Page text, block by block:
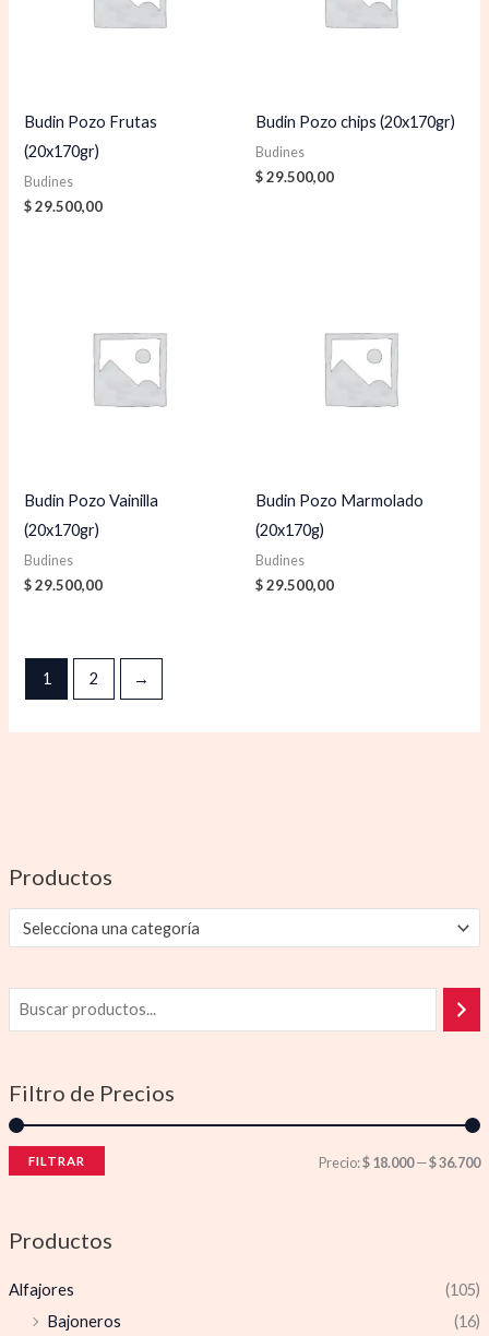
Productos
Selecciona una categoría
Filtro de Precios
FILTRAR Precio:$ 18.000—$ 36.700
Productos
Alfajores
(105)
Bajoneros
(16)
Budin Pozo Frutas
(20x170gr)
Budines
$29.500,00
Budin Pozo chips (20x170gr)
Budines
$29.500,00
Budin Pozo Vainilla
(20x170gr)
Budines
$29.500,00
Budin Pozo Marmolado
(20x170g)
Budines
$29.500,00
1 2 →